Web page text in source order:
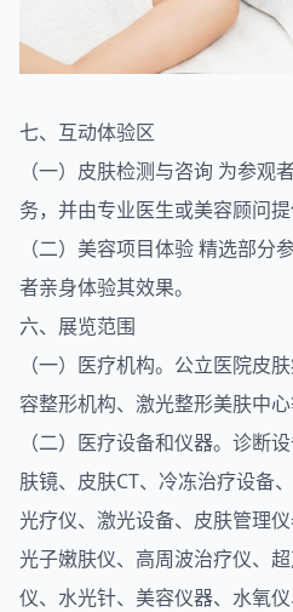
七、互动体验区
（一）皮肤检测与咨询 为参观
务，并由专业医生或美容顾问提
（二）美容项目体验 精选部分
者亲身体验其效果。
六、展览范围
（一）医疗机构。公立医院皮
容整形机构、激光整形美肤中心
（二）医疗设备和仪器。诊断
肤镜、皮肤CT、冷冻治疗设备
光疗仪、激光设备、皮肤管理
光子嫩肤仪、高周波治疗仪、
仪、水光针、美容仪器、水氧仪